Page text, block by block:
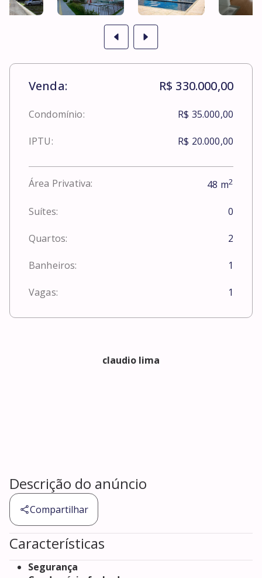
Venda: R$ 330.000,00
Condomínio: R$ 35.000,00
IPTU: R$ 20.000,00
Área Privativa: 48 m2
Suítes: 0
Quartos: 2
Banheiros: 1
Vagas: 1
claudio lima
Descrição do anúncio
Compartilhar
Características
Segurança